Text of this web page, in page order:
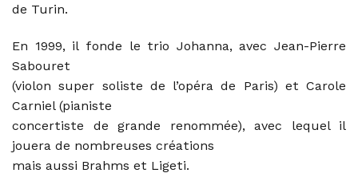
de Turin.
En 1999, il fonde le trio Johanna, avec Jean-Pierre
Sabouret
(violon super soliste de l’opéra de Paris) et Carole
Carniel (pianiste
concertiste de grande renommée), avec lequel il
jouera de nombreuses créations
mais aussi Brahms et Ligeti.